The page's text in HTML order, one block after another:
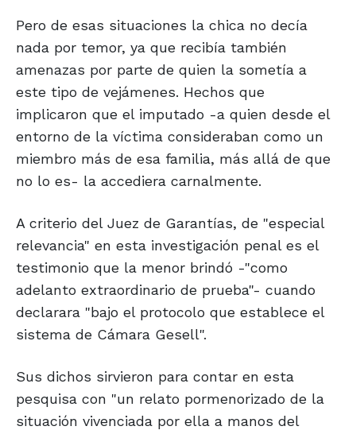
Pero de esas situaciones la chica no decía
nada por temor, ya que recibía también
amenazas por parte de quien la sometía a
este tipo de vejámenes. Hechos que
implicaron que el imputado -a quien desde el
entorno de la víctima consideraban como un
miembro más de esa familia, más allá de que
no lo es- la accediera carnalmente.
A criterio del Juez de Garantías, de "especial
relevancia" en esta investigación penal es el
testimonio que la menor brindó -"como
adelanto extraordinario de prueba"- cuando
declarara "bajo el protocolo que establece el
sistema de Cámara Gesell".
Sus dichos sirvieron para contar en esta
pesquisa con "un relato pormenorizado de la
situación vivenciada por ella a manos del